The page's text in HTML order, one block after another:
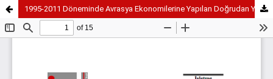
1995-2011 Döneminde Avrasya Ekonomilerine Yapılan Doğrudan Yabancı Yatırımların (DYY) Dünya Trendi ile Karşılaştırılması